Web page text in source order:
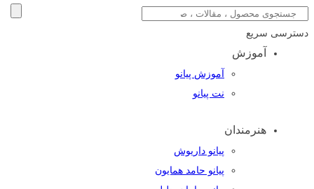
دسترسی سریع
آموزش
آموزش پیانو
نت پیانو
هنرمندان
پیانو داریوش
پیانو حامد همایون